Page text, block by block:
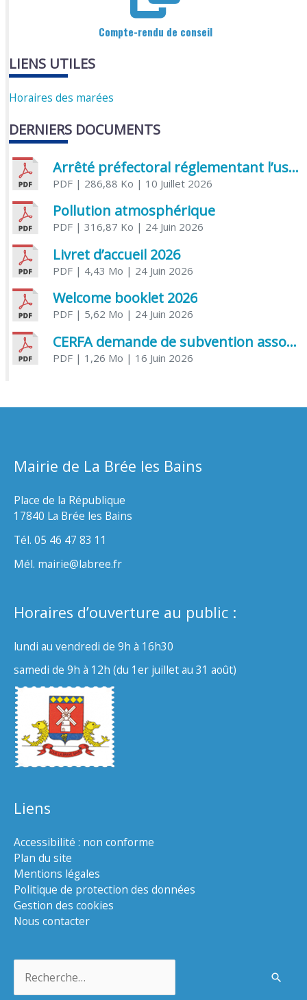
Compte-rendu de conseil
LIENS UTILES
Horaires des marées
DERNIERS DOCUMENTS
Arrêté préfectoral réglementant l’usage de l’eau
PDF| 286,88 Ko | 10 Juillet 2026
Pollution atmosphérique
PDF| 316,87 Ko | 24 Juin 2026
Livret d’accueil 2026
PDF| 4,43 Mo | 24 Juin 2026
Welcome booklet 2026
PDF| 5,62 Mo | 24 Juin 2026
CERFA demande de subvention association
PDF| 1,26 Mo | 16 Juin 2026
Mairie de La Brée les Bains
Place de la République
17840 La Brée les Bains
Tél. 05 46 47 83 11
Mél. mairie@labree.fr
Horaires d’ouverture au public :
lundi au vendredi de 9h à 16h30
samedi de 9h à 12h (du 1er juillet au 31 août)
Liens
Accessibilité : non conforme
Plan du site
Mentions légales
Politique de protection des données
Gestion des cookies
Nous contacter